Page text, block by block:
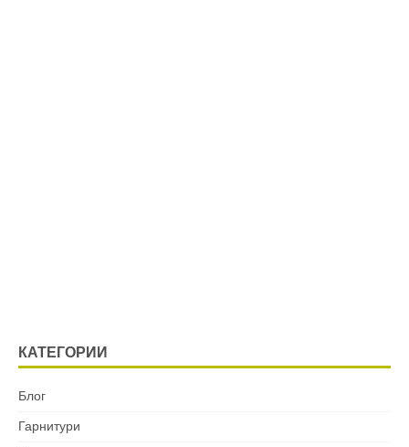
КАТЕГОРИИ
Блог
Гарнитури